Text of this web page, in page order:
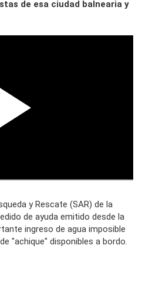
de esa ciudad balnearia y
y Rescate (SAR) de la
de ayuda emitido desde la
ingreso de agua imposible
"achique" disponibles a bordo.